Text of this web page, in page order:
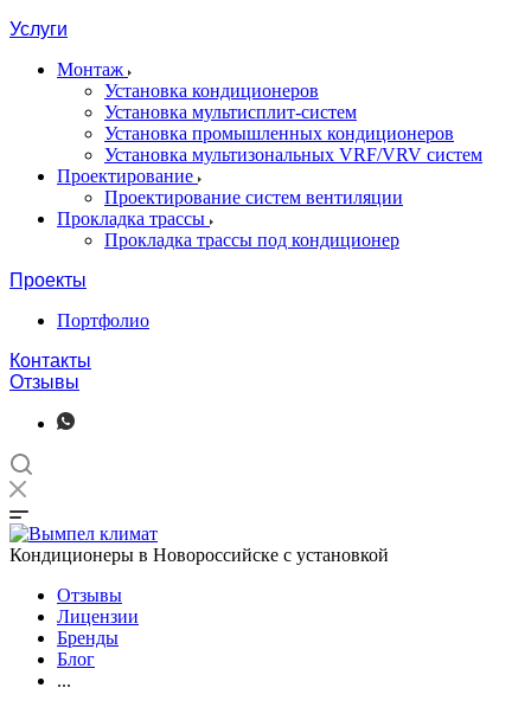
Услуги
Монтаж
Установка кондиционеров
Установка мультисплит-систем
Установка промышленных кондиционеров
Установка мультизональных VRF/VRV систем
Проектирование
Проектирование систем вентиляции
Прокладка трассы
Прокладка трассы под кондиционер
Проекты
Портфолио
Контакты
Отзывы
Кондиционеры в Новороссийске с установкой
Отзывы
Лицензии
Бренды
Блог
...